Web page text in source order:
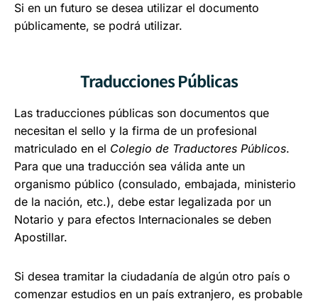
Si en un futuro se desea utilizar el documento
públicamente, se podrá utilizar.
Traducciones Públicas
Las traducciones públicas son documentos que
necesitan el sello y la firma de un profesional
matriculado en el Colegio de Traductores Públicos.
Para que una traducción sea válida ante un
organismo público (consulado, embajada, ministerio
de la nación, etc.), debe estar legalizada por un
Notario y para efectos Internacionales se deben
Apostillar.
Si desea tramitar la ciudadanía de algún otro país o
comenzar estudios en un país extranjero, es probable